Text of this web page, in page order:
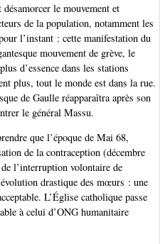
le mouvement et
de la population, notamment les
l’instant : cette manifestation du
mouvement de grève, le
d’essence dans les stations
plus, tout le monde est dans la rue.
de Gaulle réapparaîtra après son
le général Massu.
que l’époque de Mai 68,
de la contraception (décembre
l’interruption volontaire de
drastique des mœurs : une
L’Église catholique passe
à celui d’ONG humanitaire